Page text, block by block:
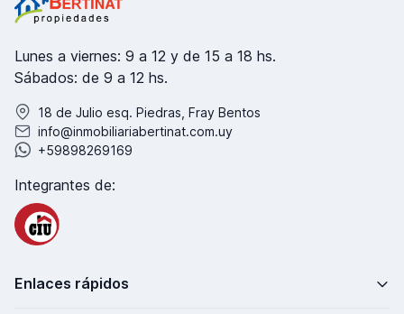
Lunes a viernes: 9 a 12 y de 15 a 18 hs.
Sábados: de 9 a 12 hs.
18 de Julio esq. Piedras, Fray Bentos
info@inmobiliariabertinat.com.uy
+59898269169
Integrantes de:
Enlaces rápidos